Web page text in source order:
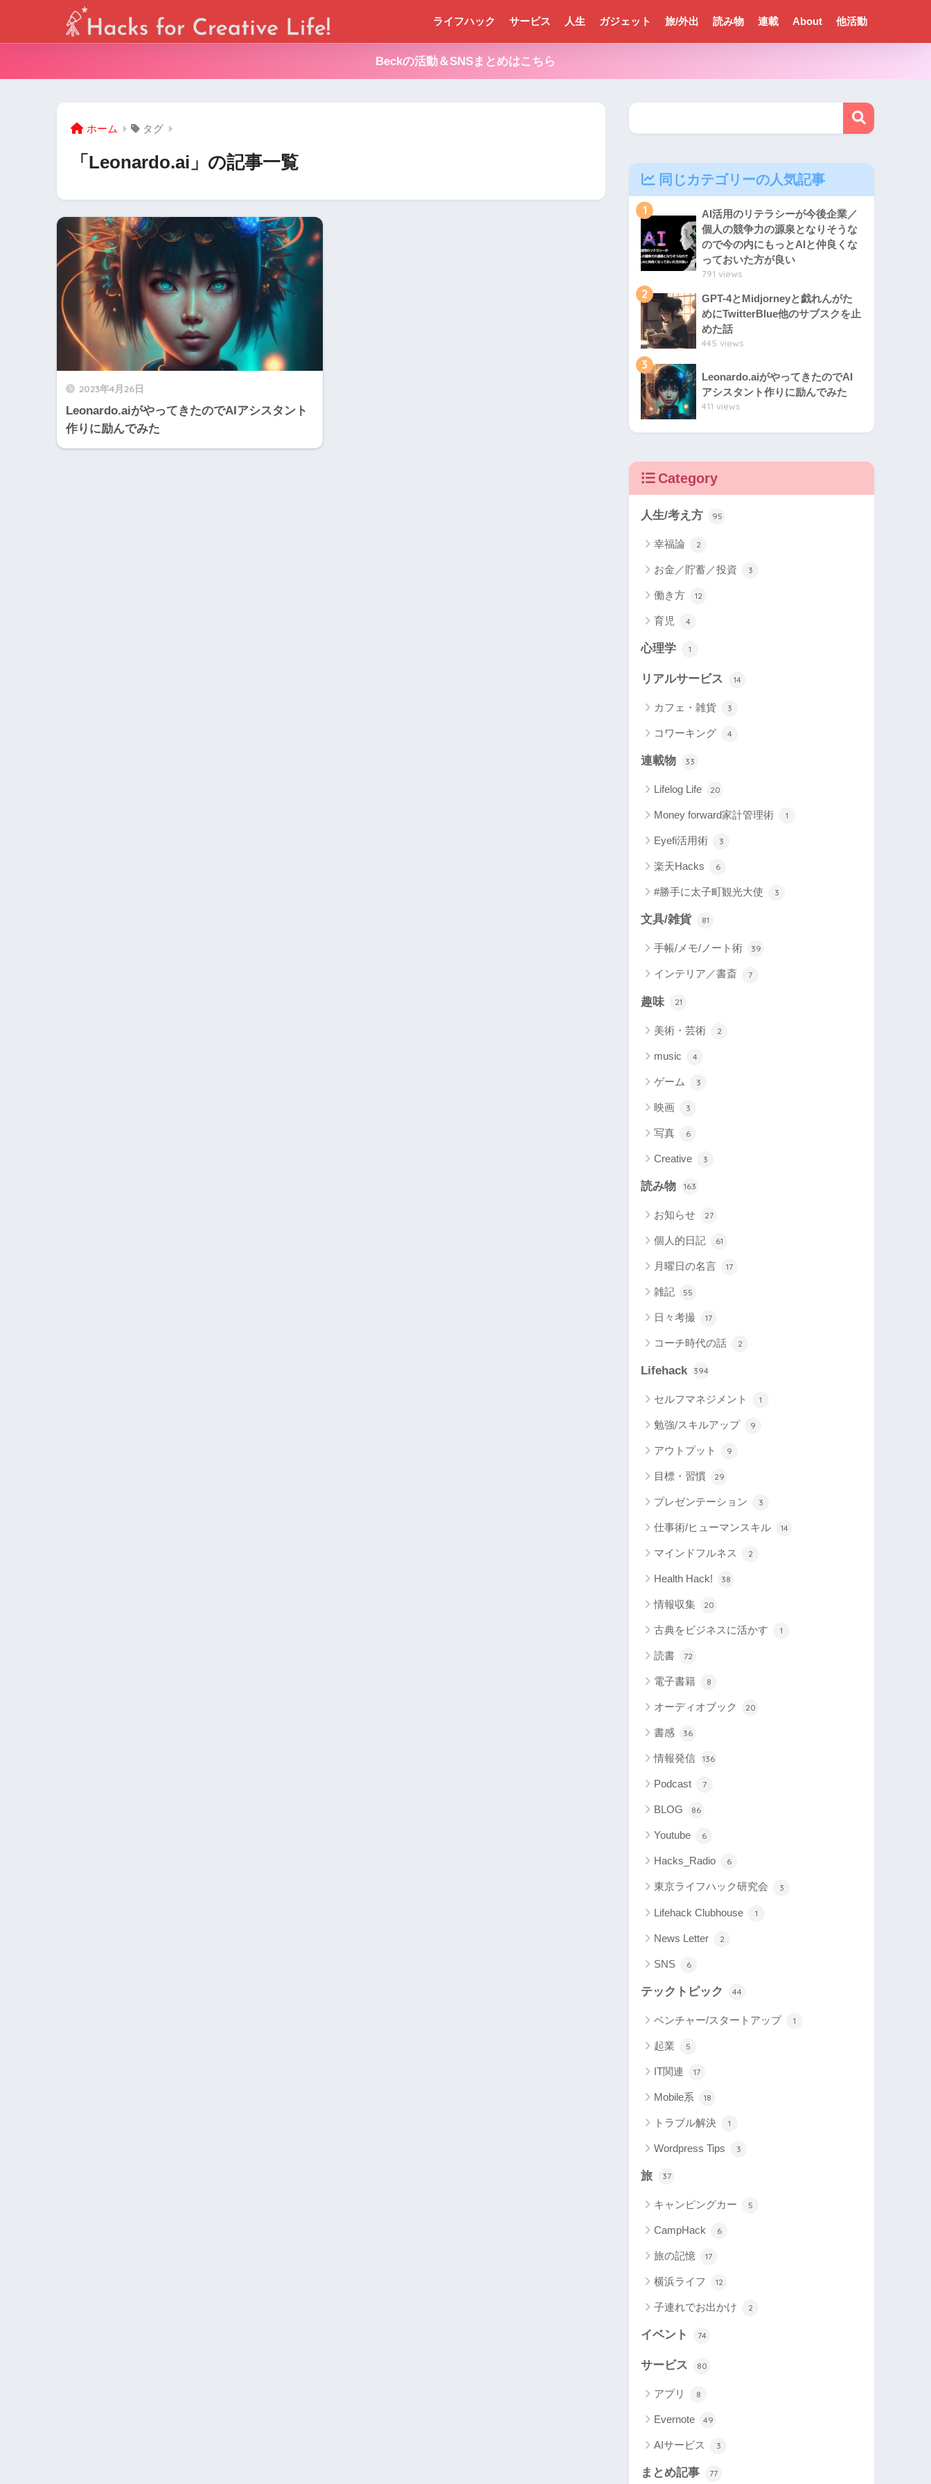
ライフハック サービス 人生 ガジェット 旅/外出 読み物 連載 About 他活動
Beckの活動＆SNSまとめはこちら
ホーム タグ
「Leonardo.ai」の記事一覧
2023年4月26日
Leonardo.aiがやってきたのでAIアシスタント
作りに励んでみた
同じカテゴリーの人気記事
1
AI活用のリテラシーが今後企業／
個人の競争力の源泉となりそうな
ので今の内にもっとAIと仲良くな
っておいた方が良い
791 views
2
GPT-4とMidjorneyと戯れんがた
めにTwitterBlue他のサブスクを止
めた話
445 views
3
Leonardo.aiがやってきたのでAI
アシスタント作りに励んでみた
411 views
Category
人生/考え方 95
幸福論 2
お金／貯蓄／投資 3
働き方 12
育児 4
心理学 1
リアルサービス 14
カフェ・雑貨 3
コワーキング 4
連載物 33
Lifelog Life 20
Money forward家計管理術 1
Eyefi活用術 3
楽天Hacks 6
#勝手に太子町観光大使 3
文具/雑貨 81
手帳/メモ/ノート術 39
インテリア／書斎 7
趣味 21
美術・芸術 2
music 4
ゲーム 3
映画 3
写真 6
Creative 3
読み物 163
お知らせ 27
個人的日記 61
月曜日の名言 17
雑記 55
日々考撮 17
コーチ時代の話 2
Lifehack 394
セルフマネジメント 1
勉強/スキルアップ 9
アウトプット 9
目標・習慣 29
プレゼンテーション 3
仕事術/ヒューマンスキル 14
マインドフルネス 2
Health Hack! 38
情報収集 20
古典をビジネスに活かす 1
読書 72
電子書籍 8
オーディオブック 20
書感 36
情報発信 136
Podcast 7
BLOG 86
Youtube 6
Hacks_Radio 6
東京ライフハック研究会 3
Lifehack Clubhouse 1
News Letter 2
SNS 6
テックトピック 44
ベンチャー/スタートアップ 1
起業 5
IT関連 17
Mobile系 18
トラブル解決 1
Wordpress Tips 3
旅 37
キャンピングカー 5
CampHack 6
旅の記憶 17
横浜ライフ 12
子連れでお出かけ 2
イベント 74
サービス 80
アプリ 8
Evernote 49
AIサービス 3
まとめ記事 77